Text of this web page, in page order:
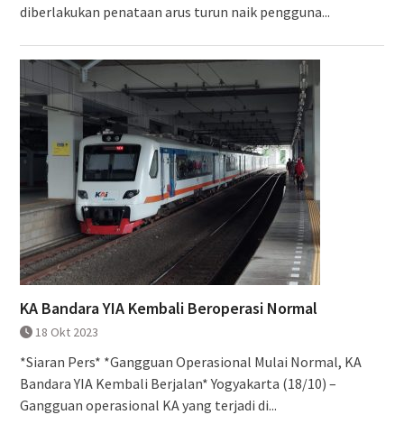
diberlakukan penataan arus turun naik pengguna...
KA Bandara YIA Kembali Beroperasi Normal
18 Okt 2023
*Siaran Pers* *Gangguan Operasional Mulai Normal, KA
Bandara YIA Kembali Berjalan* Yogyakarta (18/10) –
Gangguan operasional KA yang terjadi di...